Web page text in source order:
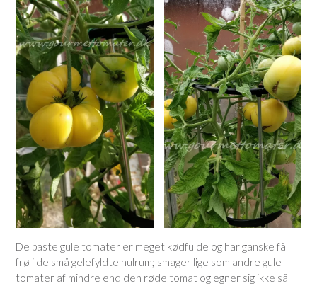
De pastelgule tomater er meget kødfulde og har ganske få
frø i de små gelefyldte hulrum; smager lige som andre gule
tomater af mindre end den røde tomat og egner sig ikke så